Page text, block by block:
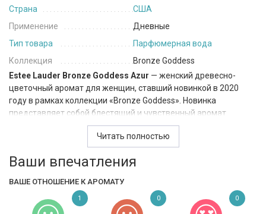
Страна
США
Применение
Дневные
Тип товара
Парфюмерная вода
Коллекция
Bronze Goddess
Estee Lauder Bronze Goddess Azur — женский древесно-
цветочный аромат для женщин, ставший новинкой в 2020
году в рамках коллекции «Bronze Goddess». Новинка
представляет собой блестящий и чувственный аромат
цитрусовых, которые уравновешиваются свежими нотами
калабрийского мандарина и соблазнительными аккордами
нероли, бигарада, кокосового молока и другими. Чувственный
аромат Estee Lauder Bronze Goddess Azur легко перенесет вас
Читать полностью
Ваши впечатления
ВАШЕ ОТНОШЕНИЕ К АРОМАТУ
1 0 0